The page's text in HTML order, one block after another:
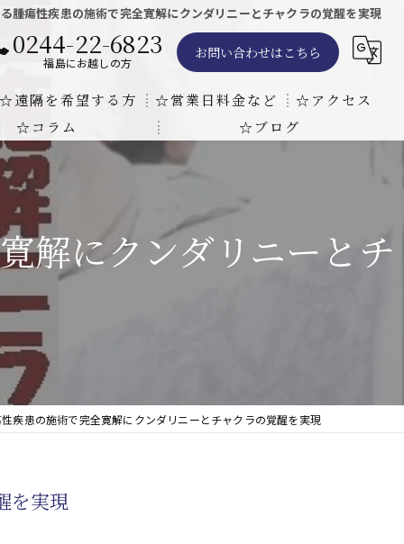
腫瘍性疾患の施術で完全寛解にクンダリニーとチャクラの覚醒を実現
0244-22-6823
福島にお越しの方
お問い合わせはこちら
遠隔を希望する方
遠隔気功ヒーリングで難病の克服の方法と効果
☆営業日料金など ☆アクセス
☆コラム ☆ブログ
解にクンダリニーとチ
疾患の施術で完全寛解にクンダリニーとチャクラの覚醒を実現
を実現